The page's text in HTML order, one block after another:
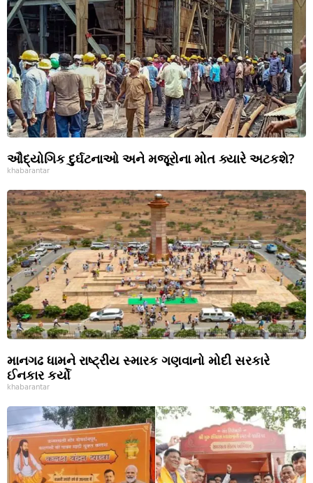
ઔદ્યોગિક દુર્ઘટનાઓ અને મજૂરોના મોત ક્યારે અટકશે?
khabarantar
માનગઢ ધામને રાષ્ટ્રીય સ્મારક ગણવાનો મોદી સરકારે
ઈનકાર કર્યો
khabarantar